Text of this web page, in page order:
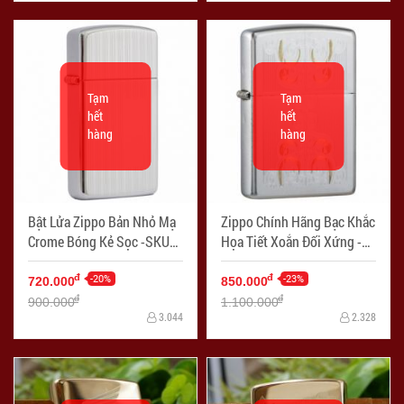
Bật Lửa Zippo Bản Nhỏ Mạ
Crome Bóng Kẻ Sọc -SKU
1615 – Zippo Slim Ribbon
High Polish Chrome - Mã
SP: ZPC1271
Tạm
hết
hàng
720.000đ -20%
900.000đ
3.044
Zippo Chính Hãng Bạc Khắc
Họa Tiết Xoắn Đối Xứng -
Mã SP: ZPC1319
Tạm
hết
hàng
850.000đ -23%
1.100.000đ
2.328